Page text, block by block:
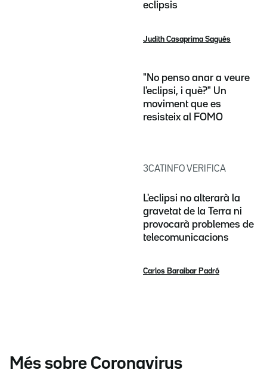
eclipsis
Judith Casaprima Sagués
"No penso anar a veure
l'eclipsi, i què?" Un
moviment que es
resisteix al FOMO
3CATINFO VERIFICA
L'eclipsi no alterarà la
gravetat de la Terra ni
provocarà problemes de
telecomunicacions
Carlos Baraibar Padró
Més sobre Coronavirus